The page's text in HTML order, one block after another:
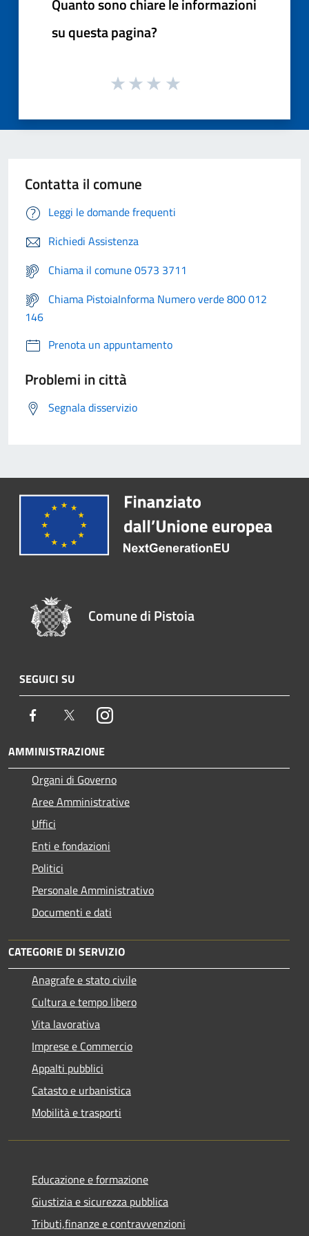
su questa pagina?
Contatta il comune
Leggi le domande frequenti
Richiedi Assistenza
Chiama il comune 0573 3711
Chiama PistoiaInforma Numero verde 800 012
146
Prenota un appuntamento
Problemi in città
Segnala disservizio
Comune di Pistoia
SEGUICI SU
Facebook TwitterInstagram
AMMINISTRAZIONE
Organi di Governo
Aree Amministrative
Uffici
Enti e fondazioni
Politici
Personale Amministrativo
Documenti e dati
CATEGORIE DI SERVIZIO
Anagrafe e stato civile
Cultura e tempo libero
Vita lavorativa
Imprese e Commercio
Appalti pubblici
Catasto e urbanistica
Mobilità e trasporti
Educazione e formazione
Giustizia e sicurezza pubblica
Tributi,finanze e contravvenzioni